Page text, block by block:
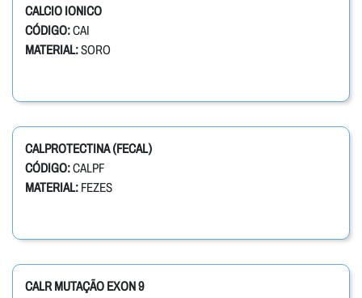
CALCIO IONICO
CÓDIGO:CAI
MATERIAL:SORO
CALPROTECTINA (FECAL)
CÓDIGO:CALPF
MATERIAL: FEZES
CALR MUTAÇÃO EXON 9